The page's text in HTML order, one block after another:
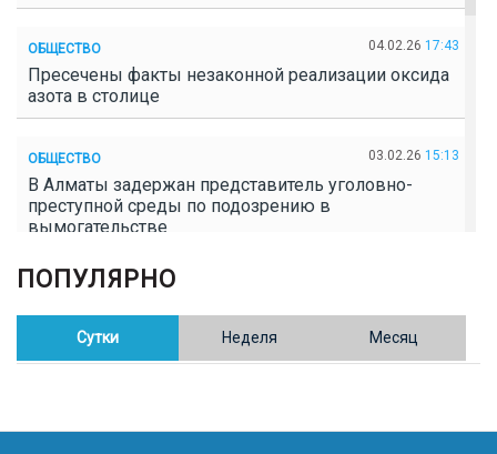
ОБЩЕСТВО 04.02.26 17:43
Пресечены факты незаконной реализации оксида
азота в столице
ОБЩЕСТВО 03.02.26 15:13
В Алматы задержан представитель уголовно-
преступной среды по подозрению в
вымогательстве
ОБЩЕСТВО
Полицейские пресекли незаконное выращивание
конопли в Таразе
Казахстан возглавил Договор о зоне, свободной от
ПОПУЛЯРНО
Сутки Неделя Месяц